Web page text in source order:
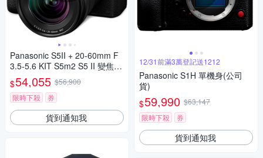
Panasonic S5II + 20-60mm F
3.5-5.6 KIT S5m2 S5 II 變焦鏡
組 公司貨
$54,055 $56,900
限時下殺
券
貨到通知我
12/31前滿3萬登記送1212
Panasonic S1H 單機身(公司
貨)
$59,990 $63,147
限時下殺
券
貨到通知我